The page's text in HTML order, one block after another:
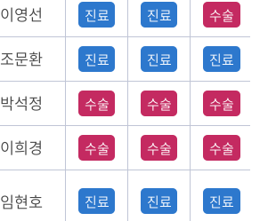
이영선 진료 진료 수술
조문환 진료 진료 진료
박석정 수술 수술 수술
이희경 수술 수술 수술
임현호 진료 진료 진료